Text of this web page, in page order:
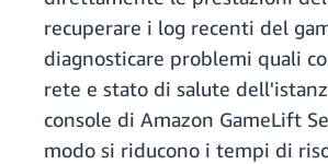
recuperare i log recenti del
diagnosticare problemi quali
rete e stato di salute
console di Amazon GameLift
modo si riducono i tempi di